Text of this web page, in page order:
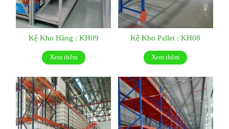
Kệ Kho Hàng : KH09
Xem thêm
Kệ Kho Pallet : KH08
Xem thêm